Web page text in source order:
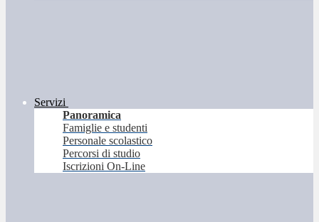
Servizi
Panoramica
Famiglie e studenti
Personale scolastico
Percorsi di studio
Iscrizioni On-Line